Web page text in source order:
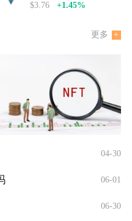
$3.76 +1.45%
更多
04-30
06-01
06-30